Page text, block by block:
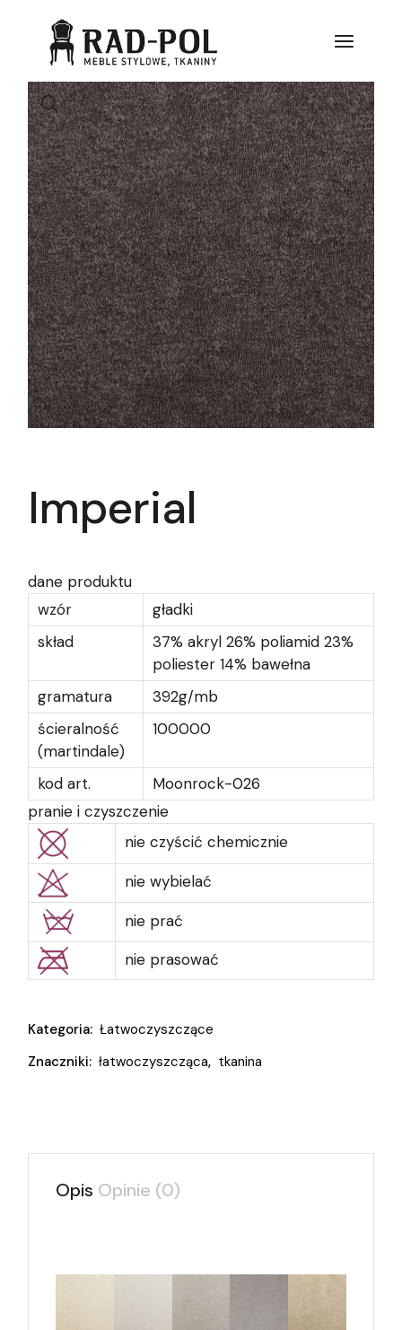
Imperial
dane produktu
wzór
gładki
skład
37% akryl 26% poliamid 23%
poliester 14% bawełna
gramatura
392g/mb
ścieralność
(martindale)
100000
kod art.
Moonrock-026
pranie i czyszczenie
nie czyścić chemicznie
nie wybielać
nie prać
nie prasować
Kategoria: Łatwoczyszczące
Znaczniki: łatwoczyszcząca, tkanina
Opis Opinie (0)